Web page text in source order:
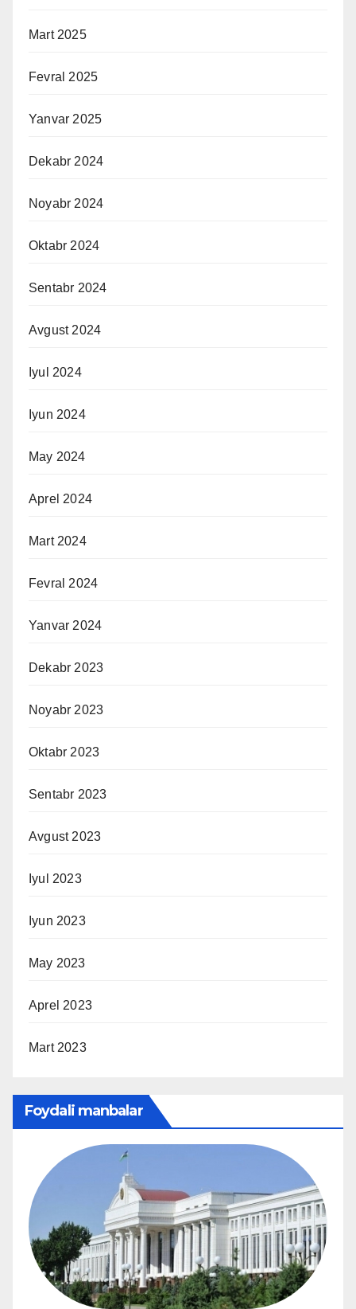
Mart 2025
Fevral 2025
Yanvar 2025
Dekabr 2024
Noyabr 2024
Oktabr 2024
Sentabr 2024
Avgust 2024
Iyul 2024
Iyun 2024
May 2024
Aprel 2024
Mart 2024
Fevral 2024
Yanvar 2024
Dekabr 2023
Noyabr 2023
Oktabr 2023
Sentabr 2023
Avgust 2023
Iyul 2023
Iyun 2023
May 2023
Aprel 2023
Mart 2023
Foydali manbalar